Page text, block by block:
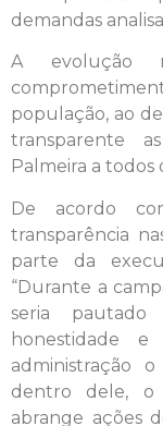
demandas
A evolução
população, ao
transparente
Palmeira a todos
De acordo
transparência
parte da
“Durante a
seria pautado
honestidade e
administração
dentro dele, o
abrange ações